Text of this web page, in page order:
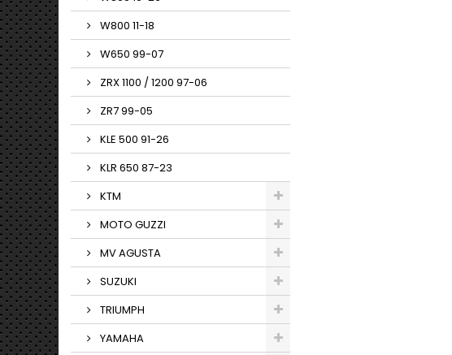
W800 11-18
W650 99-07
ZRX 1100 / 1200 97-06
ZR7 99-05
KLE 500 91-26
KLR 650 87-23
KTM
MOTO GUZZI
MV AGUSTA
SUZUKI
TRIUMPH
YAMAHA